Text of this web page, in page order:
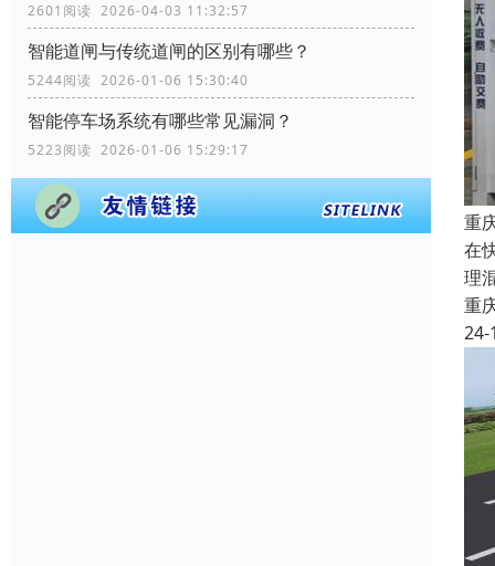
2601阅读 2026-04-03 11:32:57
智能道闸与传统道闸的区别有哪些？
5244阅读 2026-01-06 15:30:40
智能停车场系统有哪些常见漏洞？
5223阅读 2026-01-06 15:29:17
重
在
理
重
24-